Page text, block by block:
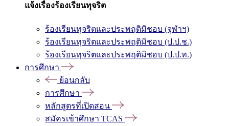
แจ้งเรื่องร้องเรียนทุจริต
ร้องเรียนทุจริตและประพฤติมิชอบ (จุฬาฯ)
ร้องเรียนทุจริตและประพฤติมิชอบ (ป.ป.ช.)
ร้องเรียนทุจริตและประพฤติมิชอบ (ป.ป.ท.)
การศึกษา
ย้อนกลับ
การศึกษา
หลักสูตรที่เปิดสอน
สมัครเข้าศึกษา TCAS